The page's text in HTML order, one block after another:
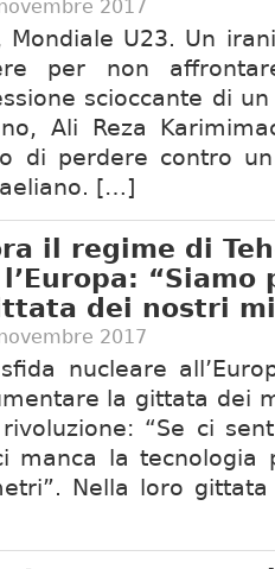
2017
Mondiale U23. Un
per non
scioccante di
Ali Reza
di perdere contro
[…]
il regime di
“Siamo
dei nostri
2017
nucleare
la gittata dei
“Se ci
manca la tecnologia
Nella loro